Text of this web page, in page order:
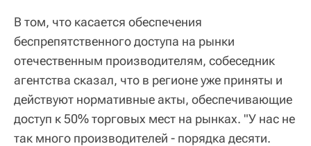
В том, что касается обеспечения
беспрепятственного доступа на рынки
отечественным производителям, собеседник
агентства сказал, что в регионе уже приняты и
действуют нормативные акты, обеспечивающие
доступ к 50% торговых мест на рынках. "У нас не
так много производителей - порядка десяти.